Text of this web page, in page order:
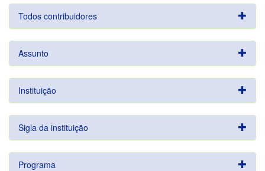
Todos contribuidores
Assunto
Instituição
Sigla da instituição
Programa